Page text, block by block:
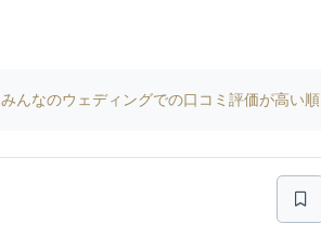
みんなのウェディングでの口コミ評価が高い順